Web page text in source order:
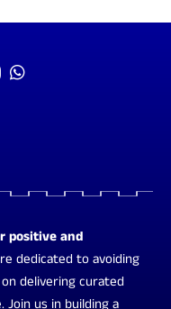
positive and
dedicated to avoiding
delivering curated
us in building a